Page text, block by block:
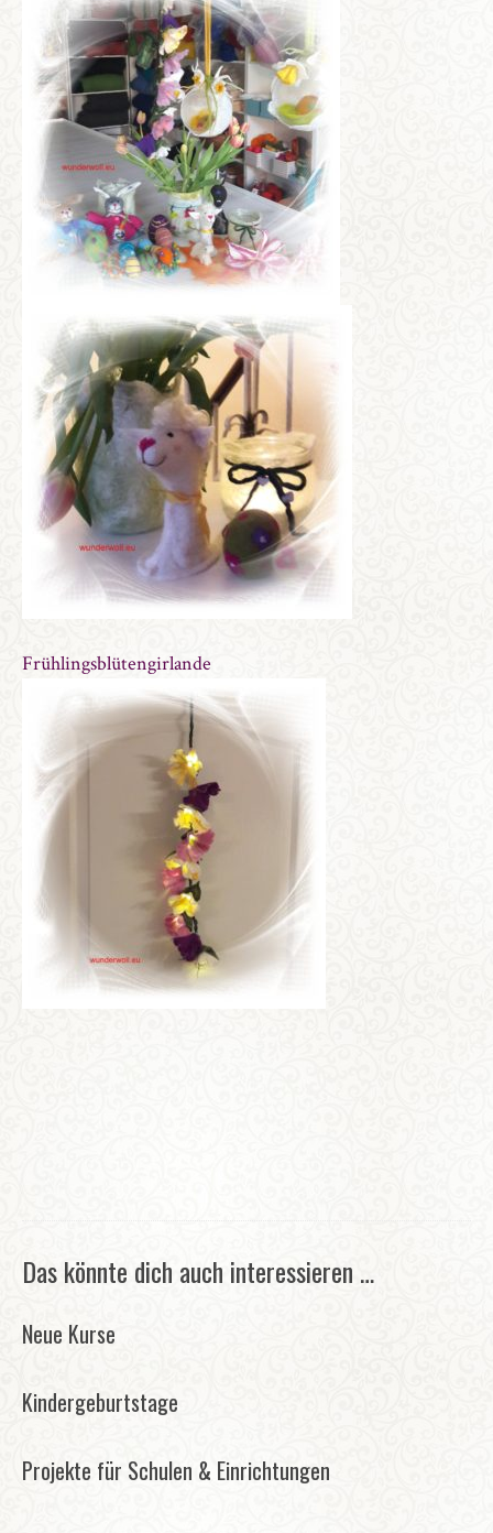
Frühlingsblütengirlande
Das könnte dich auch interessieren …
Neue Kurse
Kindergeburtstage
Projekte für Schulen & Einrichtungen